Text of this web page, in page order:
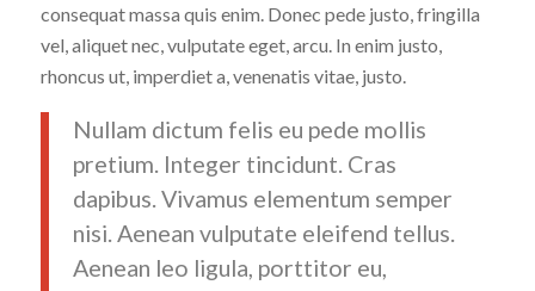
consequat massa quis enim. Donec pede justo, fringilla
vel, aliquet nec, vulputate eget, arcu. In enim justo,
rhoncus ut, imperdiet a, venenatis vitae, justo.
Nullam dictum felis eu pede mollis
pretium. Integer tincidunt. Cras
dapibus. Vivamus elementum semper
nisi. Aenean vulputate eleifend tellus.
Aenean leo ligula, porttitor eu,